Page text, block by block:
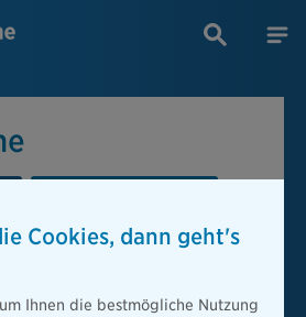
Cookies, dann geht's
Ihnen die bestmögliche Nutzung